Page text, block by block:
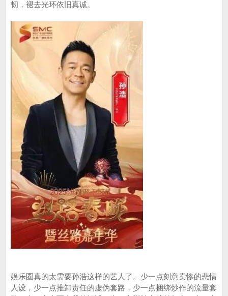
韧，褪去光环依旧真诚。
娱乐圈真的太需要孙浩这样的艺人了。少一点刻意卖惨的悲情
人设，少一点推卸责任的虚伪套路，少一点捆绑炒作的流量套